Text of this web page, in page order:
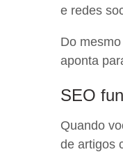
e redes
Do
aponta
SEO
Quando
de artigos